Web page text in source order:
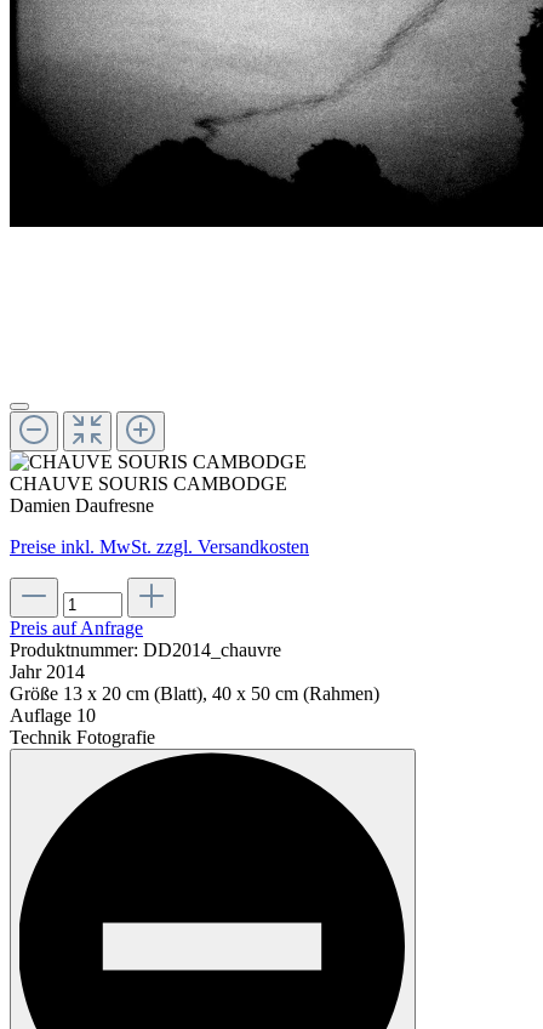
CHAUVE SOURIS CAMBODGE
Damien Daufresne
Preise inkl. MwSt. zzgl. Versandkosten
Preis auf Anfrage
Produktnummer: DD2014_chauvre
Jahr 2014
Größe 13 x 20 cm (Blatt), 40 x 50 cm (Rahmen)
Auflage 10
Technik Fotografie